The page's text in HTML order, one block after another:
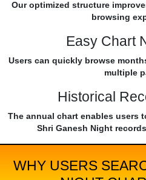
Our optimized structure
browsing
Easy Chart
Users can quickly browse
multiple
Historical
The annual chart enables users
Shri Ganesh Night
WHY USERS